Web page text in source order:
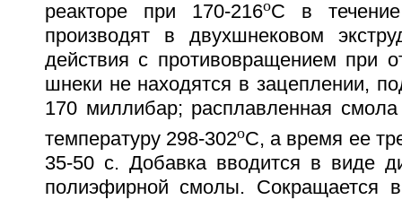
реакторе при 170-216oС в
производят в двухшнековом
действия с противовращением при
шнеки не находятся в зацеплении,
170 миллибар; расплавленная
температуру 298-302oС, а время ее
35-50 с. Добавка вводится в виде
полиэфирной смолы. Сокращается